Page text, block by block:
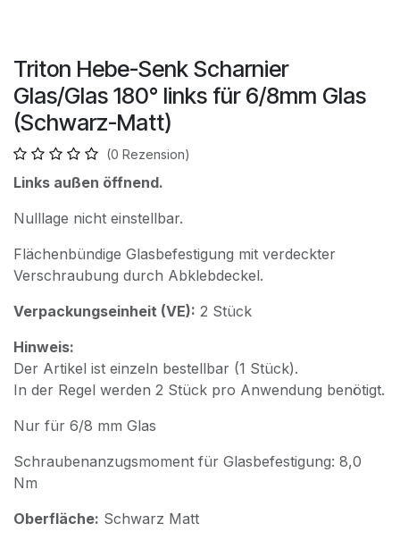
Triton Hebe-Senk Scharnier
Glas/Glas 180° links für 6/8mm Glas
(Schwarz-Matt)
(0 Rezension)
Links außen öffnend.
Nulllage nicht einstellbar.
Flächenbündige Glasbefestigung mit verdeckter
Verschraubung durch Abklebdeckel.
Verpackungseinheit (VE): 2 Stück
Hinweis:
Der Artikel ist einzeln bestellbar (1 Stück).
In der Regel werden 2 Stück pro Anwendung benötigt.
Nur für 6/8 mm Glas
Schraubenanzugsmoment für Glasbefestigung: 8,0
Nm
Oberfläche: Schwarz Matt